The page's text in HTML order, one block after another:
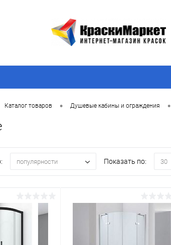
Каталог товаров • Душевые кабины и ограждения •
популярности Показать по: 30